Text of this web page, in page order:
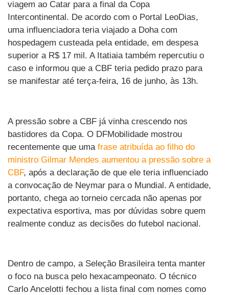
viagem ao Catar para a final da Copa
Intercontinental. De acordo com o Portal LeoDias,
uma influenciadora teria viajado a Doha com
hospedagem custeada pela entidade, em despesa
superior a R$ 17 mil. A Itatiaia também repercutiu o
caso e informou que a CBF teria pedido prazo para
se manifestar até terça-feira, 16 de junho, às 13h.
A pressão sobre a CBF já vinha crescendo nos
bastidores da Copa. O DFMobilidade mostrou
recentemente que uma frase atribuída ao filho do
ministro Gilmar Mendes aumentou a pressão sobre a
CBF, após a declaração de que ele teria influenciado
a convocação de Neymar para o Mundial. A entidade,
portanto, chega ao torneio cercada não apenas por
expectativa esportiva, mas por dúvidas sobre quem
realmente conduz as decisões do futebol nacional.
Dentro de campo, a Seleção Brasileira tenta manter
o foco na busca pelo hexacampeonato. O técnico
Carlo Ancelotti fechou a lista final com nomes como